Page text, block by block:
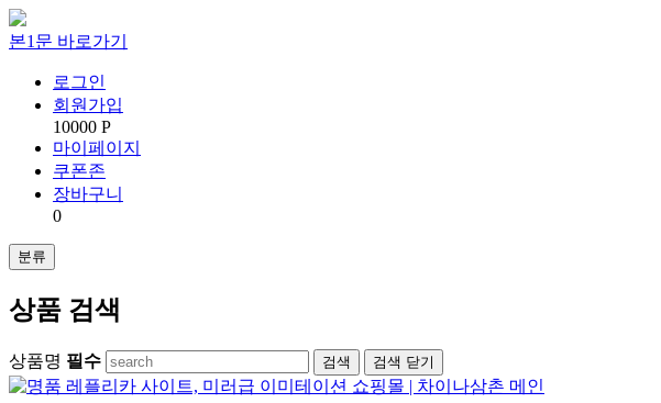
본1문 바로가기
로그인
회원가입
10000 P
마이페이지
쿠폰존
장바구니
0
분류
상품 검색
상품명 필수 검색 닫기